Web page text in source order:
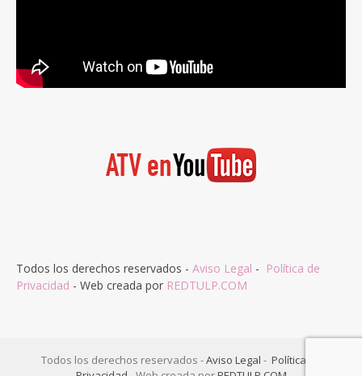
Todos los derechos reservados - Aviso Legal - Política de
Privacidad - Web creada por REDTULP.COM
Todos los derechos reservados -Aviso Legal - Política de